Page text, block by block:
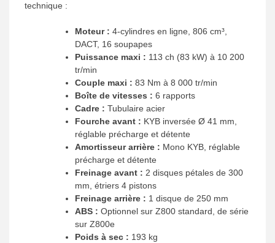
technique :
Moteur : 4-cylindres en ligne, 806 cm³,
DACT, 16 soupapes
Puissance maxi : 113 ch (83 kW) à 10 200
tr/min
Couple maxi : 83 Nm à 8 000 tr/min
Boîte de vitesses : 6 rapports
Cadre : Tubulaire acier
Fourche avant : KYB inversée Ø 41 mm,
réglable précharge et détente
Amortisseur arrière : Mono KYB, réglable
précharge et détente
Freinage avant : 2 disques pétales de 300
mm, étriers 4 pistons
Freinage arrière : 1 disque de 250 mm
ABS : Optionnel sur Z800 standard, de série
sur Z800e
Poids à sec : 193 kg